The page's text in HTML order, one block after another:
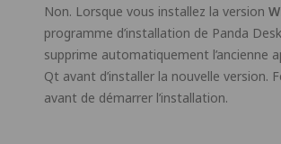
Non. Lorsque vous installez la version
programme d’installation de Panda
supprime automatiquement l’ancienne
Qt avant d’installer la nouvelle version.
avant de démarrer l’installation.